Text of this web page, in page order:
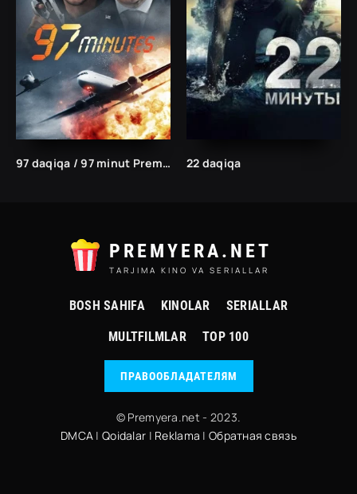
97 daqiqa / 97 minut Premyera 2023 Uzbek tilida O'zbekcha tarjima kino HD 22 daqiqa
PREMYERA.NET
TARJIMA KINO VA SERIALLAR
BOSH SAHIFA KINOLAR SERIALLAR
MULTFILMLAR TOP 100
ПРАВООБЛАДАТЕЛЯМ
© Premyera.net - 2023.
DMCA |Qoidalar | Reklama | Обратная связь